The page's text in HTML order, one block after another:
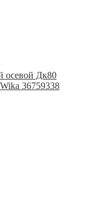
осевой Дк80
36759338